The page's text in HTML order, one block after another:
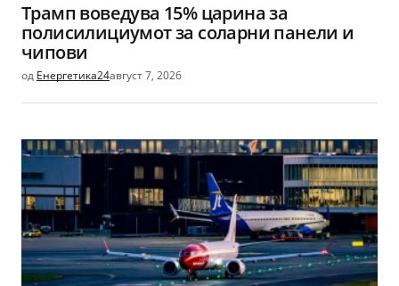
Трамп воведува 15% царина за
полисилициумот за соларни панели и
чипови
од Енергетика24август 7, 2026